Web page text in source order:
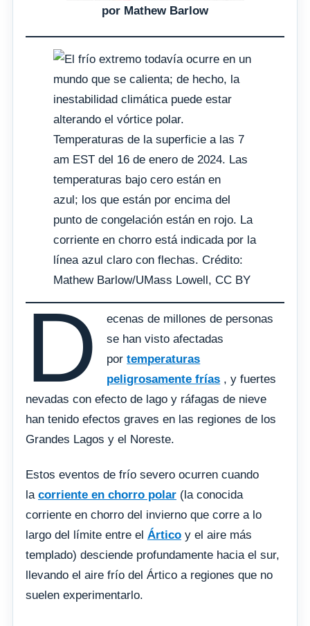
por Mathew Barlow
Temperaturas de la superficie a las 7
am EST del 16 de enero de 2024. Las
temperaturas bajo cero están en
azul; los que están por encima del
punto de congelación están en rojo. La
corriente en chorro está indicada por la
línea azul claro con flechas. Crédito:
Mathew Barlow/UMass Lowell, CC BY
D
ecenas de millones de personas
se han visto afectadas
portemperaturas
peligrosamente frías , y fuertes
nevadas con efecto de lago y ráfagas de nieve
han tenido efectos graves en las regiones de los
Grandes Lagos y el Noreste.
Estos eventos de frío severo ocurren cuando
la corriente en chorro polar (la conocida
corriente en chorro del invierno que corre a lo
largo del límite entre el Ártico y el aire más
templado) desciende profundamente hacia el sur,
llevando el aire frío del Ártico a regiones que no
suelen experimentarlo.